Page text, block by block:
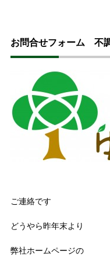
お問合せフォーム 不
ご連絡です
どうやら昨年末より
弊社ホームページの